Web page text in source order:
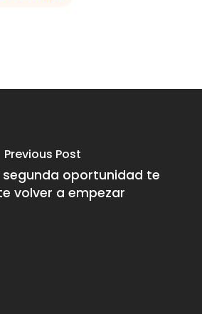
Previous Post
segunda oportunidad te
volver a empezar